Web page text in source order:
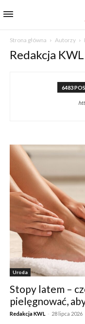
Strona główna Autorzy
Redakcja KWL
6483
Uroda
Stopy latem –
pielęgnować,
Redakcja KWL - 28 lipca 2026